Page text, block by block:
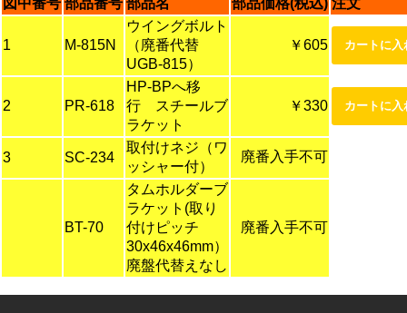
図中番号 部品番号 部品名 部品価格(税込) 注文
1 M-815N
ウイングボルト
（廃番代替
UGB-815）
￥605
2 PR-618
HP-BPへ移
行 スチールブ
ラケット
￥330
3 SC-234
取付けネジ（ワ
ッシャー付）
廃番入手不可
BT-70
タムホルダーブ
ラケット(取り
付けピッチ
30x46x46mm）
廃盤代替えなし
廃番入手不可